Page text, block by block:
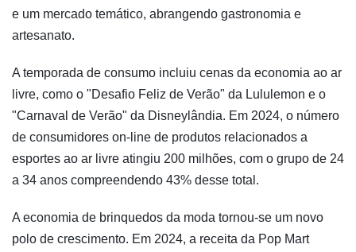
e um mercado temático, abrangendo gastronomia e
artesanato.
A temporada de consumo incluiu cenas da economia ao ar
livre, como o "Desafio Feliz de Verão" da Lululemon e o
"Carnaval de Verão" da Disneylândia. Em 2024, o número
de consumidores on-line de produtos relacionados a
esportes ao ar livre atingiu 200 milhões, com o grupo de 24
a 34 anos compreendendo 43% desse total.
A economia de brinquedos da moda tornou-se um novo
polo de crescimento. Em 2024, a receita da Pop Mart